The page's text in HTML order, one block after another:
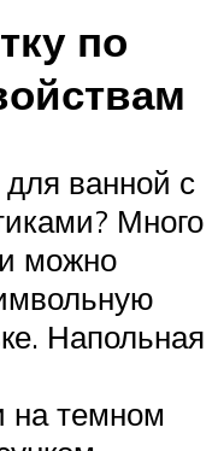
по
для ванной с
Много
можно
Напольная
на темном